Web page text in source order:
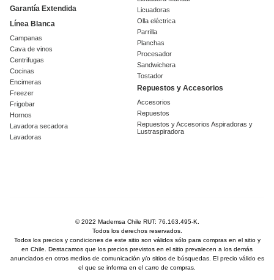
Garantía Extendida
Línea Blanca
Campanas
Cava de vinos
Centrifugas
Cocinas
Encimeras
Freezer
Frigobar
Hornos
Lavadora secadora
Lavadoras
Licuadoras
Olla eléctrica
Parrilla
Planchas
Procesador
Sandwichera
Tostador
Repuestos y Accesorios
Accesorios
Repuestos
Repuestos y Accesorios Aspiradoras y
Lustraspiradora
© 2022 Mademsa Chile RUT: 76.163.495-K.
Todos los derechos reservados.
Todos los precios y condiciones de este sitio son válidos sólo para compras en el sitio y
en Chile. Destacamos que los precios previstos en el sitio prevalecen a los demás
anunciados en otros medios de comunicación y/o sitios de búsquedas. El precio válido es
el que se informa en el carro de compras.